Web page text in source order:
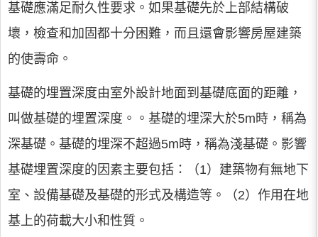
基礎應滿足耐久性要求。如果基礎先於上部結構破
壞，檢查和加固都十分困難，而且還會影響房屋建築
的使壽命。
基礎的埋置深度由室外設計地面到基礎底面的距離，
叫做基礎的埋置深度。。基礎的埋深大於5m時，稱為
深基礎。基礎的埋深不超過5m時，稱為淺基礎。影響
基礎埋置深度的因素主要包括：（1）建築物有無地下
室、設備基礎及基礎的形式及構造等。（2）作用在地
基上的荷載大小和性質。